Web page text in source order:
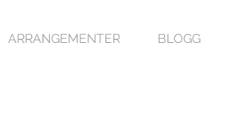
ARRANGEMENTER BLOGG